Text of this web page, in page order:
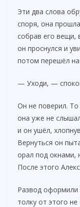
Эти два слова
споря, она
собрав его вещи,
он проснулся и
потом перешёл на
— Уходи, —
Он не поверил.
она уже не
и он ушёл,
Вернуться он
орал под окнами,
После этого
Развод оформили
толку от этого